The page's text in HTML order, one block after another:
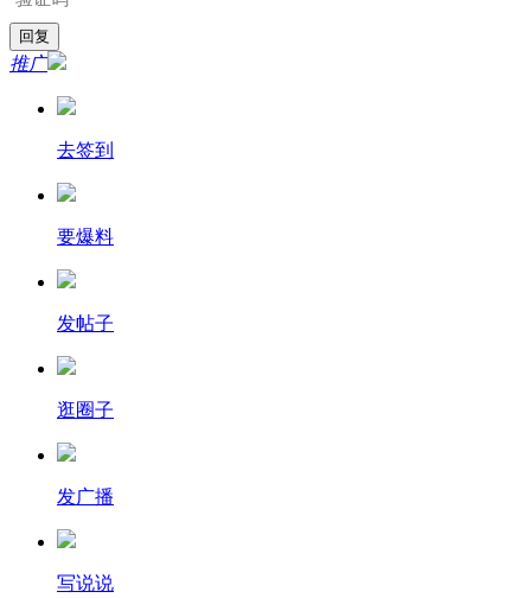
推广
去签到
要爆料
发帖子
逛圈子
发广播
写说说